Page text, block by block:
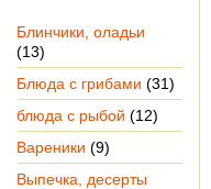
Блинчики, оладьи
(13)
Блюда с грибами (31)
блюда с рыбой (12)
Вареники (9)
Выпечка, десерты